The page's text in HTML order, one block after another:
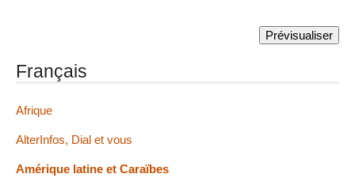
Français
Afrique
AlterInfos, Dial et vous
Amérique latine et Caraïbes